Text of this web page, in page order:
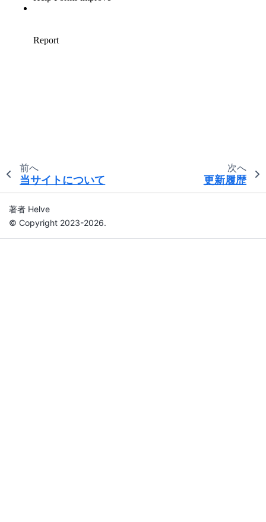
前へ
当サイトについて
次へ
更新履歴
著者 Helve
© Copyright 2023-2026.